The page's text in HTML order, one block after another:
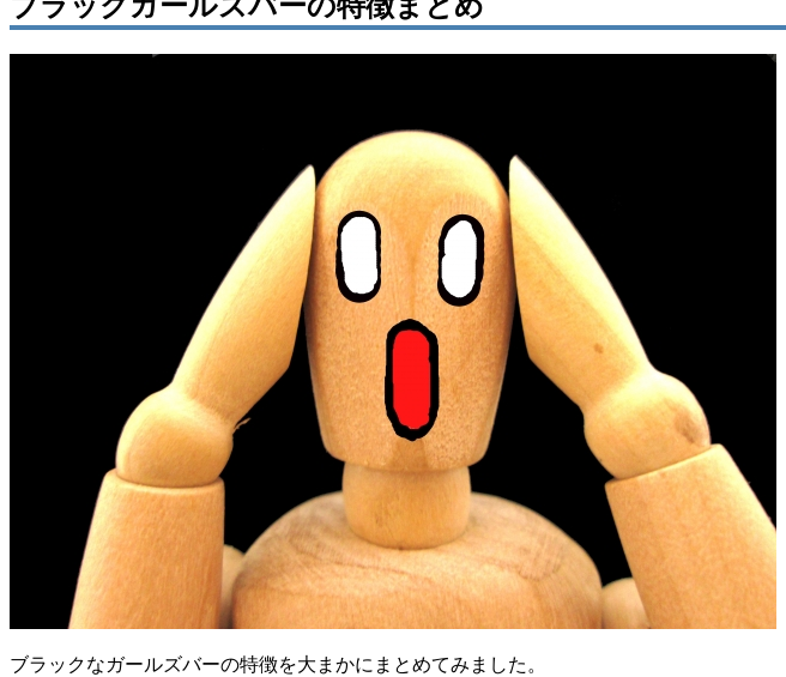
ブラックなガールズバーの特徴を大まかにまとめてみました。